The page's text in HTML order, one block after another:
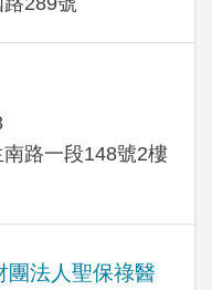
路一段148號2樓
團法人聖保祿醫